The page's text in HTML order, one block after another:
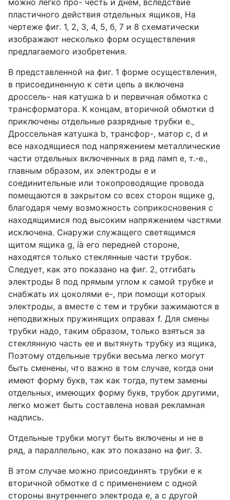
можно легко про- честь и днем, вследствие
пластичного действия отдельных ящиков, На
чертеже фиг. 1, 2, 3, 4, 5, б, 7 и 8 схематически
изображают несколько форм осуществления
предлагаемого изобретения.
В представленной на фиг. 1 форме осуществления,
в присоединенную к сети цепь а включена
дроссель- ная катушка b и первичная обмотка с
трансформатора. К концам, вторичной обмотки d
приключены отдельные разрядные трубки е.,
Дроссельная катушка b, трансфор-, матор с, d и
все находящиеся под напряжением металлические
части отдельных включенных в ряд ламп е, т.-е.,
главным образом, их электроды е и
соединительные или токопроводящие провода
помещаются в закрытом со всех сторон ящике g,
благодаря чему возможность соприкосновения с
находящимися под высоким напряжением частями
исключена. Снаружи служащего светящимся
щитом ящика g, íà его передней стороне,
находятся только стеклянные части трубок.
Следует, как это показано на фиг. 2, отгибать
электроды 8 под прямым углом к самой трубке и
снабжать их цоколями е-, при помощи которых
электроды, а вместе с тем и трубки зажимаются в
неподвижных пружинящих оправах f. Для смены
трубки надо, таким образом, только взяться за
стеклянную часть ее и вытянуть трубку из ящика,
Поэтому отдельные трубки весьма легко могут
быть сменены, что важно в том случае, когда они
имеют форму букв, так как тогда, путем замены
отдельных, имеющих форму букв, трубок другими,
легко может быть составлена новая рекламная
надпись.
Отдельные трубки могут быть включены и не в
ряд, а параллельно, как это показано на фиг. 3.
В этом случае можно присоединять трубки е к
вторичной обмотке d с применением с одной
стороны внутреннего электрода е, а с другой